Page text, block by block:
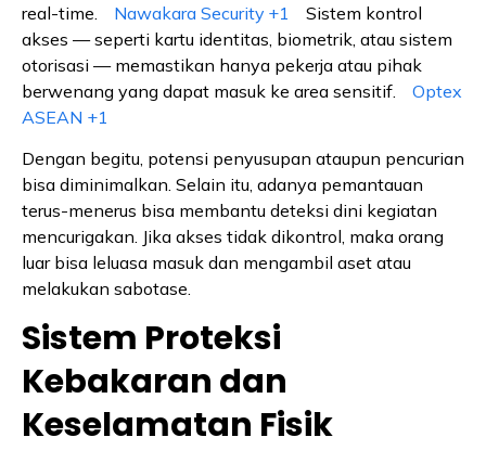
real-time.
Nawakara Security +1
Sistem kontrol
akses — seperti kartu identitas, biometrik, atau sistem
otorisasi — memastikan hanya pekerja atau pihak
berwenang yang dapat masuk ke area sensitif.
Optex
ASEAN +1
Dengan begitu, potensi penyusupan ataupun pencurian
bisa diminimalkan. Selain itu, adanya pemantauan
terus-menerus bisa membantu deteksi dini kegiatan
mencurigakan. Jika akses tidak dikontrol, maka orang
luar bisa leluasa masuk dan mengambil aset atau
melakukan sabotase.
Sistem Proteksi
Kebakaran dan
Keselamatan Fisik